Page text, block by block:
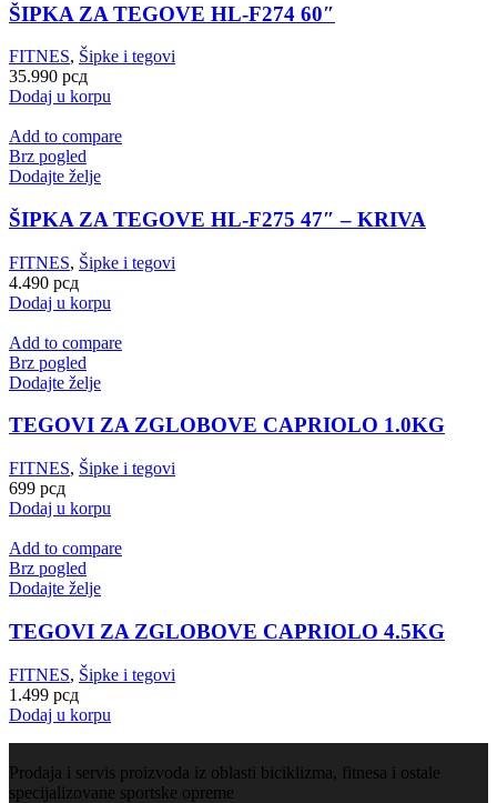
ŠIPKA ZA TEGOVE HL-F274 60″
FITNES, Šipke i tegovi
35.990 рсд
Dodaj u korpu
Add to compare
Brz pogled
Dodajte želje
ŠIPKA ZA TEGOVE HL-F275 47″ – KRIVA
FITNES, Šipke i tegovi
4.490 рсд
Dodaj u korpu
Add to compare
Brz pogled
Dodajte želje
TEGOVI ZA ZGLOBOVE CAPRIOLO 1.0KG
FITNES, Šipke i tegovi
699 рсд
Dodaj u korpu
Add to compare
Brz pogled
Dodajte želje
TEGOVI ZA ZGLOBOVE CAPRIOLO 4.5KG
FITNES, Šipke i tegovi
1.499 рсд
Dodaj u korpu
Prodaja i servis proizvoda iz oblasti biciklizma, fitnesa i ostale
specijalizovane sportske opreme